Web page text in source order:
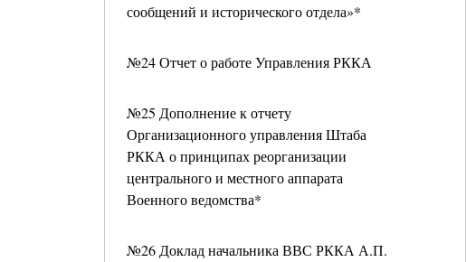
сообщений и исторического отдела»*
№24 Отчет о работе Управления РККА
№25 Дополнение к отчету
Организационного управления Штаба
РККА о принципах реорганизации
центрального и местного аппарата
Военного ведомства*
№26 Доклад начальника ВВС РККА А.П.